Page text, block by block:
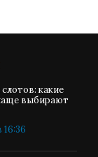
какие
выбирают
16:36